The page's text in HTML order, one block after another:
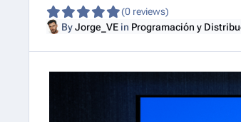
(0 reviews)
ByJorge_VEin Programación y